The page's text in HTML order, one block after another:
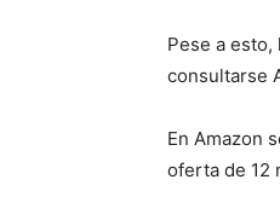
Pese a
consultarse
En Amazon
oferta de 12